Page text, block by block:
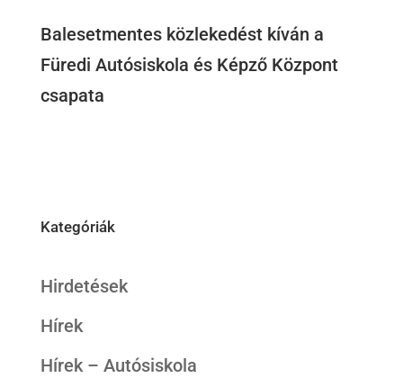
Balesetmentes közlekedést kíván a
Füredi Autósiskola és Képző Központ
csapata
Kategóriák
Hirdetések
Hírek
Hírek – Autósiskola